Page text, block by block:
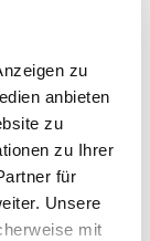
zu
anbieten
zu
zu Ihrer
für
Unsere
mit
in den
vielen
und hat